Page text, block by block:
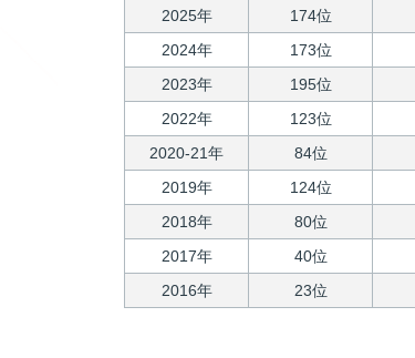
2025年
174位
2024年
173位
2023年
195位
2022年
123位
2020-21年
84位
2019年
124位
2018年
80位
2017年
40位
2016年
23位